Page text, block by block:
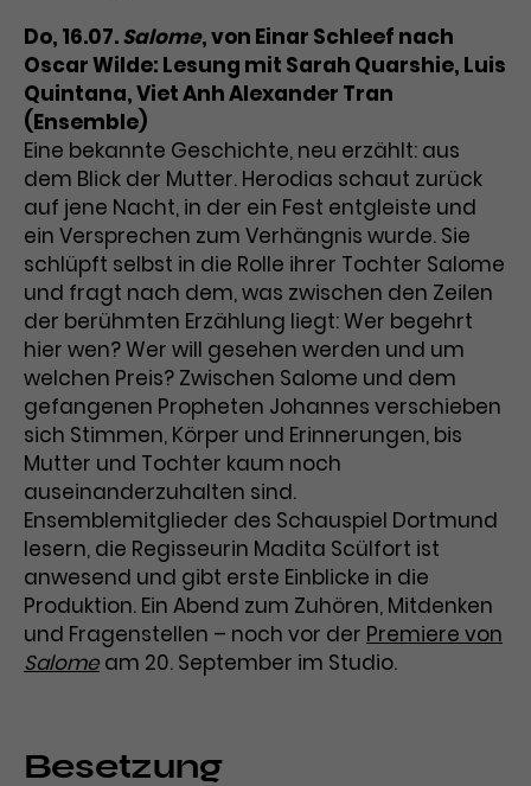
Do, 16.07.Salome, von Einar Schleef nach
Oscar Wilde: Lesung mit Sarah Quarshie, Luis
Quintana, Viet Anh Alexander Tran
(Ensemble)
Eine bekannte Geschichte, neu erzählt: aus
dem Blick der Mutter. Herodias schaut zurück
auf jene Nacht, in der ein Fest entgleiste und
ein Versprechen zum Verhängnis wurde. Sie
schlüpft selbst in die Rolle ihrer Tochter Salome
und fragt nach dem, was zwischen den Zeilen
der berühmten Erzählung liegt: Wer begehrt
hier wen? Wer will gesehen werden und um
welchen Preis? Zwischen Salome und dem
gefangenen Propheten Johannes verschieben
sich Stimmen, Körper und Erinnerungen, bis
Mutter und Tochter kaum noch
auseinanderzuhalten sind.
Ensemblemitglieder des Schauspiel Dortmund
lesern, die Regisseurin Madita Scülfort ist
anwesend und gibt erste Einblicke in die
Produktion. Ein Abend zum Zuhören, Mitdenken
und Fragenstellen – noch vor der Premiere von
Salomeam 20. September im Studio.
Besetzung